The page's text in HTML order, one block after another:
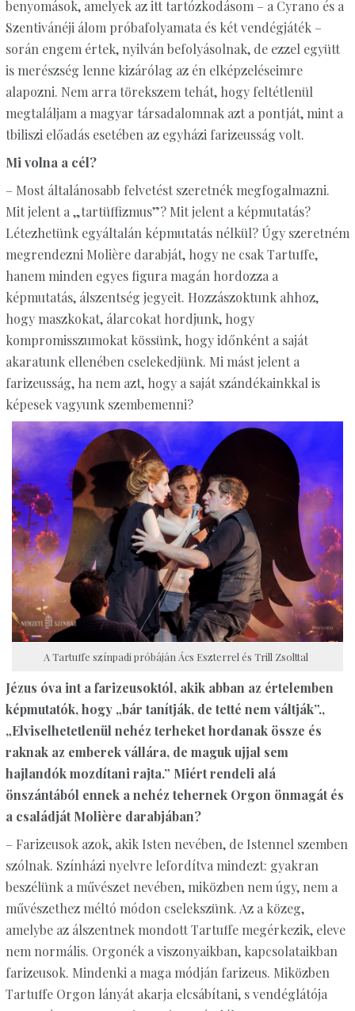
benyomások, amelyek az itt tartózkodásom – a Cyrano és a
Szentivánéji álom próbafolyamata és két vendégjáték –
során engem értek, nyilván befolyásolnak, de ezzel együtt
is merészség lenne kizárólag az én elképzeléseimre
alapozni. Nem arra törekszem tehát, hogy feltétlenül
megtaláljam a magyar társadalomnak azt a pontját, mint a
tbiliszi előadás esetében az egyházi farizeusság volt.
Mi volna a cél?
– Most általánosabb felvetést szeretnék megfogalmazni.
Mit jelent a „tartüffizmus”? Mit jelent a képmutatás?
Létezhetünk egyáltalán képmutatás nélkül? Úgy szeretném
megrendezni Molière darabját, hogy ne csak Tartuffe,
hanem minden egyes figura magán hordozza a
képmutatás, álszentség jegyeit. Hozzászoktunk ahhoz,
hogy maszkokat, álarcokat hordjunk, hogy
kompromisszumokat kössünk, hogy időnként a saját
akaratunk ellenében cselekedjünk. Mi mást jelent a
farizeusság, ha nem azt, hogy a saját szándékainkkal is
képesek vagyunk szembemenni?
A Tartuffe színpadi próbáján Ács Eszterrel és Trill Zsolttal
Jézus óva int a farizeusoktól, akik abban az értelemben
képmutatók, hogy „bár tanítják, de tetté nem váltják”.,
„Elviselhetetlenül nehéz terheket hordanak össze és
raknak az emberek vállára, de maguk ujjal sem
hajlandók mozdítani rajta.” Miért rendeli alá
önszántából ennek a nehéz tehernek Orgon önmagát és
a családját Molière darabjában?
– Farizeusok azok, akik Isten nevében, de Istennel szemben
szólnak. Színházi nyelvre lefordítva mindezt: gyakran
beszélünk a művészet nevében, miközben nem úgy, nem a
művészethez méltó módon cselekszünk. Az a közeg,
amelybe az álszentnek mondott Tartuffe megérkezik, eleve
nem normális. Orgonék a viszonyaikban, kapcsolataikban
farizeusok. Mindenki a maga módján farizeus. Miközben
Tartuffe Orgon lányát akarja elcsábítani, s vendéglátója